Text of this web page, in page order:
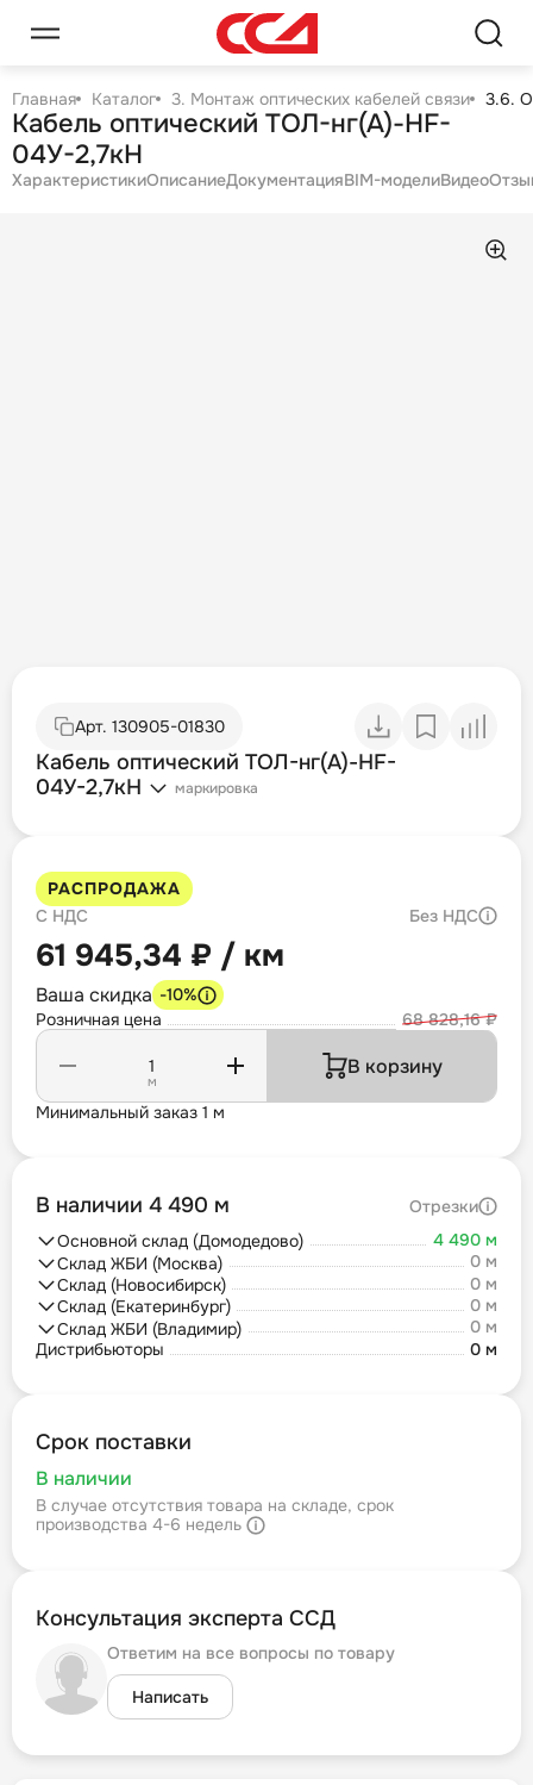
Главная Каталог 3. Монтаж оптических кабелей связи 3.6.
Кабель оптический ТОЛ-нг(А)-HF-
04У-2,7кН
ХарактеристикиОписаниеДокументацияBIM-моделиВидео
Арт. 130905-01830
Кабель оптический ТОЛ-нг(А)-HF-
04У-2,7кН
маркировка
РАСПРОДАЖА
С НДС
Без НДС
61 945,34 ₽ / км
Ваша скидка -10%
Розничная цена
68 828,16 ₽
м
В корзину
Минимальный заказ 1 м
В наличии 4 490 м
Отрезки
Основной склад (Домодедово)
4 490 м
Склад ЖБИ (Москва)
0 м
Склад (Новосибирск)
0 м
Склад (Екатеринбург)
0 м
Склад ЖБИ (Владимир)
0 м
Дистрибьюторы
0 м
Срок поставки
В наличии
В случае отсутствия товара на складе, срок
производства 4-6 недель
Консультация эксперта ССД
Ответим на все вопросы по товару
Написать